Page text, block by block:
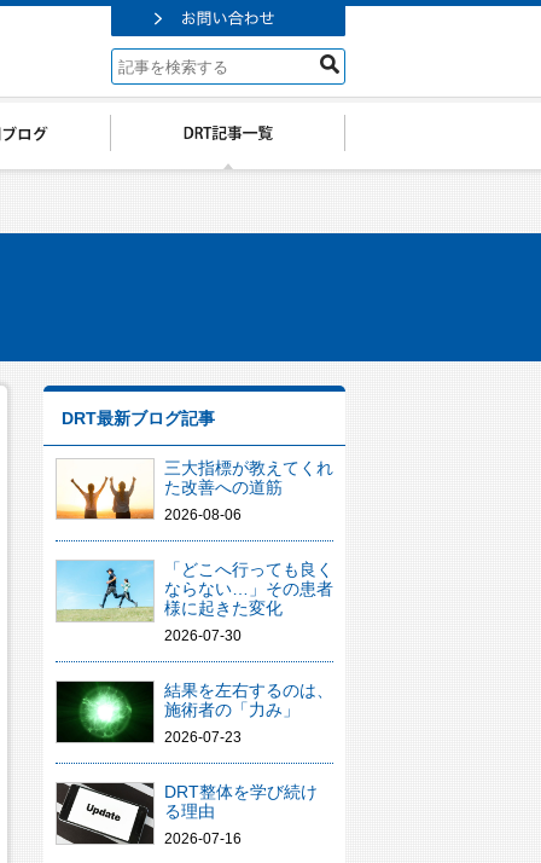
DRT最新ブログ記事
三大指標が教えてくれ
た改善への道筋
2026-08-06
「どこへ行っても良く
ならない…」その患者
様に起きた変化
2026-07-30
結果を左右するのは、
施術者の「力み」
2026-07-23
DRT整体を学び続け
る理由
2026-07-16